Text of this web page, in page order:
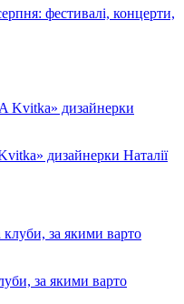
фестивалі, концерти,
дизайнерки Наталії
за якими варто